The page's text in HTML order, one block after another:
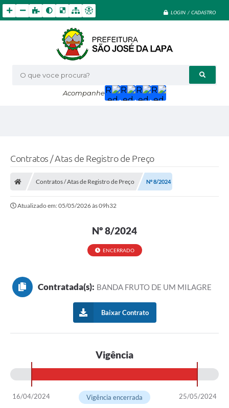
LOGIN / CADASTRO
O que voce procura?
Acompanhe
Contratos / Atas de Registro de Preço
Contratos / Atas de Registro de Preço Nº 8/2024
Atualizado em: 05/05/2026 às 09h32
Nº 8/2024
ENCERRADO
Contratada(s): BANDA FRUTO DE UM MILAGRE
Baixar Contrato
Vigência
16/04/2024 25/05/2024
Vigência encerrada